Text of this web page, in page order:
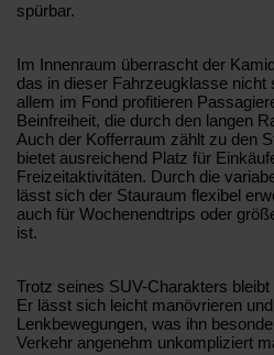
spürbar.
Im Innenraum überrascht der
das in dieser Fahrzeugklasse nicht
allem im Fond profitieren
Beinfreiheit, die durch den langen
Auch der Kofferraum zählt zu den
bietet ausreichend Platz für
Freizeitaktivitäten. Durch die
lässt sich der Stauraum flexibel
auch für Wochenendtrips oder
ist.
Trotz seines SUV-Charakters
Er lässt sich leicht manövrieren
Lenkbewegungen, was ihn
Verkehr angenehm unkompliziert